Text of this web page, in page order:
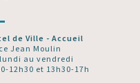
de Ville - Accueil
Jean Moulin
au vendredi
12h30 et 13h30-17h